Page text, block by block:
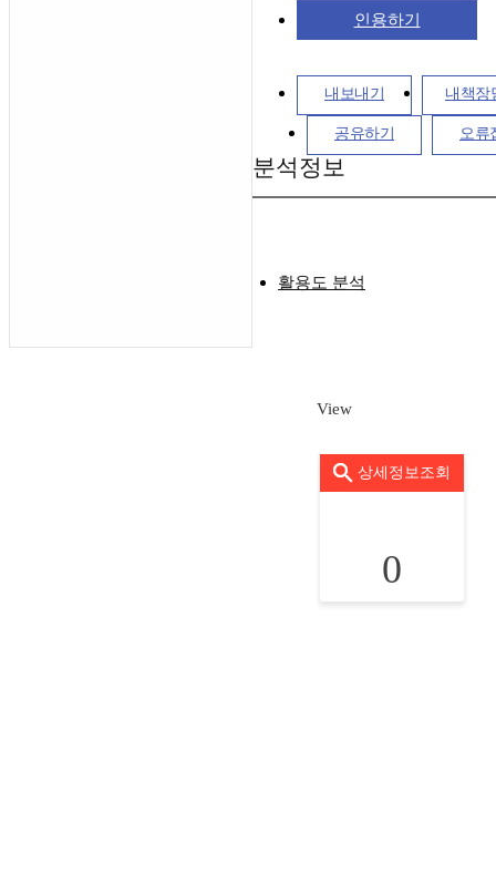
인용하기
내보내기 내책장
공유하기 오류
분석정보
활용도 분석
View
상세정보조회
0